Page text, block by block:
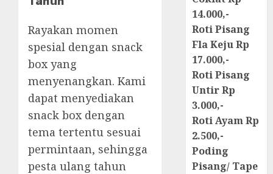
Rayakan momen
spesial dengan snack
box yang
menyenangkan. Kami
dapat menyediakan
snack box dengan
tema tertentu sesuai
permintaan, sehingga
pesta ulang tahun
14.000,-
Roti Pisang
Fla Keju Rp
17.000,-
Roti Pisang
Untir Rp
3.000,-
Roti Ayam Rp
2.500,-
Poding
Pisang/ Tape